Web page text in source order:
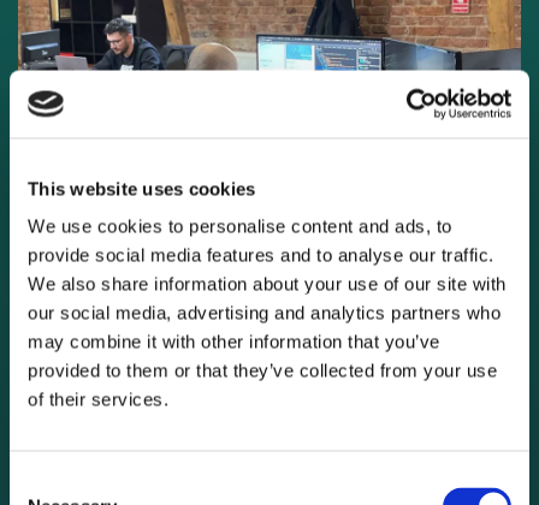
This website uses cookies
We use cookies to personalise content and ads, to
provide social media features and to analyse our traffic.
We also share information about your use of our site with
our social media, advertising and analytics partners who
may combine it with other information that you’ve
provided to them or that they’ve collected from your use
of their services.